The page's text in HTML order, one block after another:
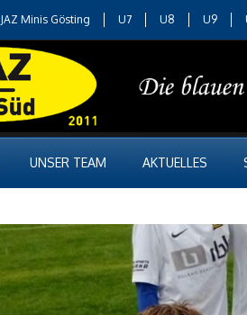
JAZ Minis Gösting U7 U8 U9
UNSER TEAM AKTUELLES